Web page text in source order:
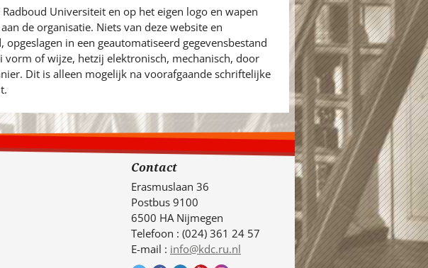
Universiteit en op het eigen logo en wapen
de organisatie. Niets van deze website en
in een geautomatiseerd gegevensbestand
of wijze, hetzij elektronisch, mechanisch, door
Dit is alleen mogelijk na voorafgaande schriftelijke
Contact
Erasmuslaan 36
Postbus 9100
6500 HA Nijmegen
Telefoon : (024) 361 24 57
E-mail : info@kdc.ru.nl